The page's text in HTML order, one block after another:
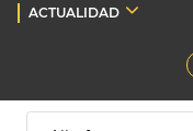
ACTUALIDAD